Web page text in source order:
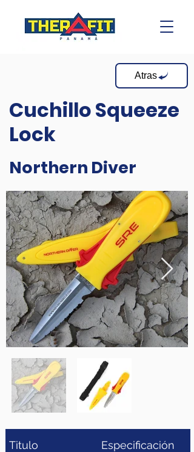
Atras
Cuchillo Squeeze
Lock
Northern Diver
Titulo Especificación